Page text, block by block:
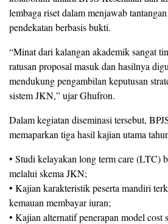
lembaga riset dalam menjawab
pendekatan berbasis bukti.
“Minat dari kalangan akademik sangat
ratusan proposal masuk dan hasilnya
mendukung pengambilan keputusan
sistem JKN,” ujar Ghufron.
Dalam kegiatan diseminasi tersebut,
memaparkan tiga hasil kajian utama
• Studi kelayakan long term care (LTC)
melalui skema JKN;
• Kajian karakteristik peserta mandiri
kemauan membayar iuran;
• Kajian alternatif penerapan model cost